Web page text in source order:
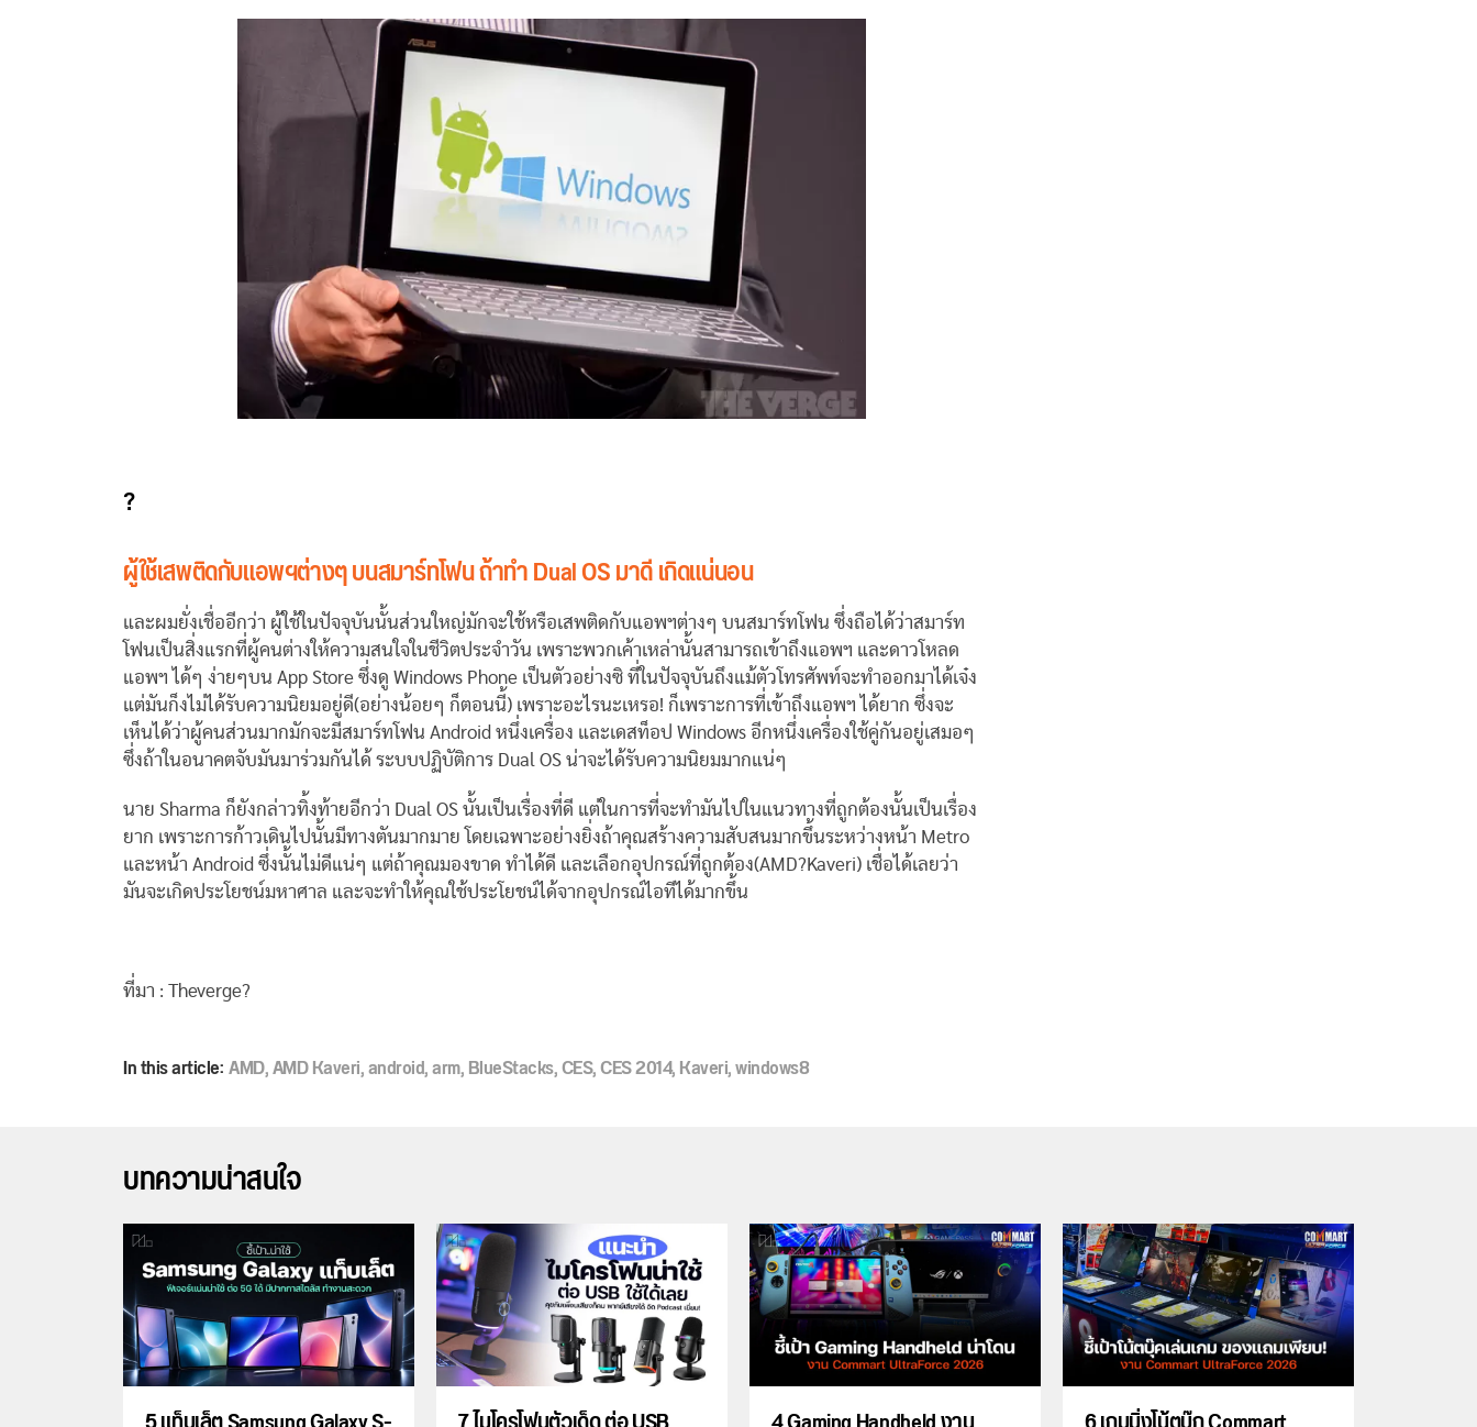
?
ผู้ใช้เสพติดกับแอพฯต่างๆ บนสมาร์ทโฟน ถ้าทำ Dual OS มาดี เกิดแน่นอน
และผมยั่งเชื่ออีกว่า ผู้ใช้ในปัจจุบันนั้นส่วนใหญ่มักจะใช้หรือเสพติดกับแอพฯต่างๆ บนสมาร์ทโฟน ซึ่งถือได้ว่าสมาร์ท
โฟนเป็นสิ่งแรกที่ผู้คนต่างให้ความสนใจในชีวิตประจำวัน เพราะพวกเค้าเหล่านั้นสามารถเข้าถึงแอพฯ และดาวโหลด
แอพฯ ได้ๆ ง่ายๆบน App Store ซึ่งดู Windows Phone เป็นตัวอย่างซิ ที่ในปัจจุบันถึงแม้ตัวโทรศัพท์จะทำออกมาได้เจ๋ง
แต่มันก็งไม่ได้รับความนิยมอยู่ดี(อย่างน้อยๆ ก็ตอนนี้) เพราะอะไรนะเหรอ! ก็เพราะการที่เข้าถึงแอพฯ ได้ยาก ซึ่งจะ
เห็นได้ว่าผู้คนส่วนมากมักจะมีสมาร์ทโฟน Android หนึ่งเครื่อง และเดสท็อป Windows อีกหนึ่งเครื่องใช้คู่กันอยู่เสมอๆ
ซึ่งถ้าในอนาคตจับมันมาร่วมกันได้ ระบบปฏิบัติการ Dual OS น่าจะได้รับความนิยมมากแน่ๆ
นาย Sharma ก็ยังกล่าวทิ้งท้ายอีกว่า Dual OS นั้นเป็นเรื่องที่ดี แต่ในการที่จะทำมันไปในแนวทางที่ถูกต้องนั้นเป็นเรื่อง
ยาก เพราะการก้าวเดินไปนั้นมีทางตันมากมาย โดยเฉพาะอย่างยิ่งถ้าคุณสร้างความสับสนมากขึ้นระหว่างหน้า Metro
และหน้า Android ซึ่งนั้นไม่ดีแน่ๆ แต่ถ้าคุณมองขาด ทำได้ดี และเลือกอุปกรณ์ที่ถูกต้อง(AMD?Kaveri) เชื่อได้เลยว่า
มันจะเกิดประโยชน์มหาศาล และจะทำให้คุณใช้ประโยชน์ได้จากอุปกรณ์ไอทีได้มากขึ้น
ที่มา : Theverge?
In this article:AMD,AMD Kaveri,android,arm,BlueStacks,CES,CES 2014,Kaveri,windows8
บทความน่าสนใจ